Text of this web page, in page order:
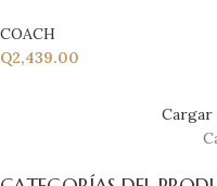
COACH
Q2,439.00
Cargar